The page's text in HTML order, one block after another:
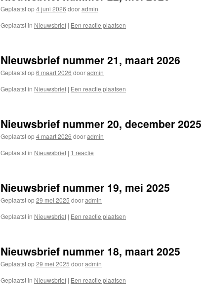
Geplaatst op4 juni 2026 dooradmin
Geplaatst in Nieuwsbrief | Een reactie plaatsen
Nieuwsbrief nummer 21, maart 2026
Geplaatst op6 maart 2026 dooradmin
Geplaatst in Nieuwsbrief | Een reactie plaatsen
Nieuwsbrief nummer 20, december 2025
Geplaatst op4 maart 2026 dooradmin
Geplaatst in Nieuwsbrief | 1 reactie
Nieuwsbrief nummer 19, mei 2025
Geplaatst op29 mei 2025 dooradmin
Geplaatst in Nieuwsbrief | Een reactie plaatsen
Nieuwsbrief nummer 18, maart 2025
Geplaatst op29 mei 2025 dooradmin
Geplaatst in Nieuwsbrief | Een reactie plaatsen